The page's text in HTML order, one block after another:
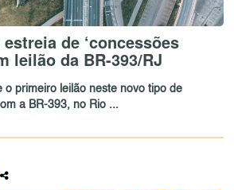
de ‘concessões
leilão da BR-393/RJ
o primeiro leilão neste novo tipo de
a BR-393, no Rio ...